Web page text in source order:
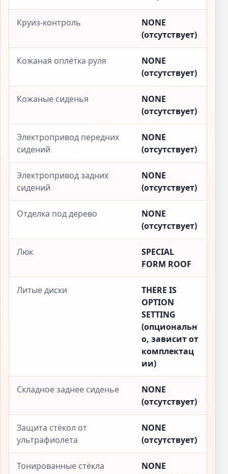
Круиз-контроль
NONE
(отсутствует)
Кожаная оплётка руля
NONE
(отсутствует)
Кожаные сиденья
NONE
(отсутствует)
Электропривод передних
сидений
NONE
(отсутствует)
Электропривод задних
сидений
NONE
(отсутствует)
Отделка под дерево
NONE
(отсутствует)
Люк
SPECIAL
FORM ROOF
Литые диски
THERE IS
OPTION
SETTING
(опциональн
о, зависит от
комплектац
ии)
Складное заднее сиденье
NONE
(отсутствует)
Защита стёкол от
ультрафиолета
NONE
(отсутствует)
Тонированные стёкла
NONE